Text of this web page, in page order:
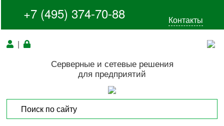
+7 (495) 374-70-88 Контакты
|
Серверные и сетевые решения
для предприятий